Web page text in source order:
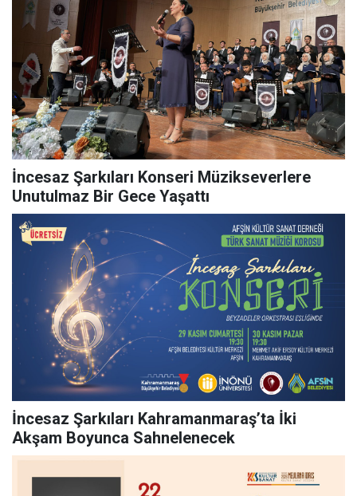
İncesaz Şarkıları Konseri Müzikseverlere
Unutulmaz Bir Gece Yaşattı
İncesaz Şarkıları Kahramanmaraş’ta İki
Akşam Boyunca Sahnelenecek